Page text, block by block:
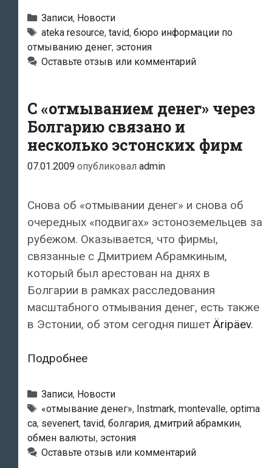
подозревают
валютный
обменник
в
Рубрики
Записи, Новости
Метки
ateka resource, tavid, бюро информации по
отмыванию денег, эстония
Оставьте отзыв или комментарий
С «отмыванием денег» через
Болгарию связано и
несколько эстонских фирм
07.01.2009 опубликовал admin
Снова об «отмывании денег» и снова об
очередных «подвигах» эстоноземельцев за
рубежом. Оказывается, что фирмы,
связанные с Дмитрием Абрамкиным,
который был арестован на днях в
Болгарии в рамках расследования
масштабного отмывания денег, есть также
в Эстонии, об этом сегодня пишет Äripäev.
ПодробнееС
денег»
через
Болгарию
связано
и
Рубрики
Записи, Новости
Метки
«отмывание денег», Instmark, montevalle, optima
ca, sevenert, tavid, болгария, дмитрий абрамкин,
обмен валюты, эстония
Оставьте отзыв или комментарий